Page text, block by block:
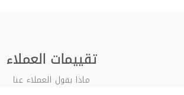
تقييمات العملاء
ماذا يقول العملاء عنا